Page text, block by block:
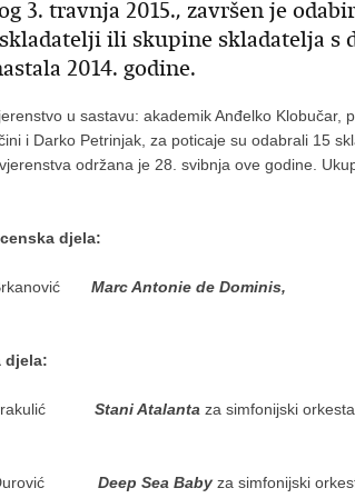
3. travnja 2015., završen je
ili skupine skladatelja s
2014. godine.
u sastavu: akademik Anđelko Klobučar,
i Darko Petrinjak, za poticaje su odabrali 15
održana je 28. svibnja ove godine.
djela:
Marc Antonie de Dominis,
opera u
djela:
Stani Atalanta za simfonijski
Đurović Deep Sea Baby za simfonijski